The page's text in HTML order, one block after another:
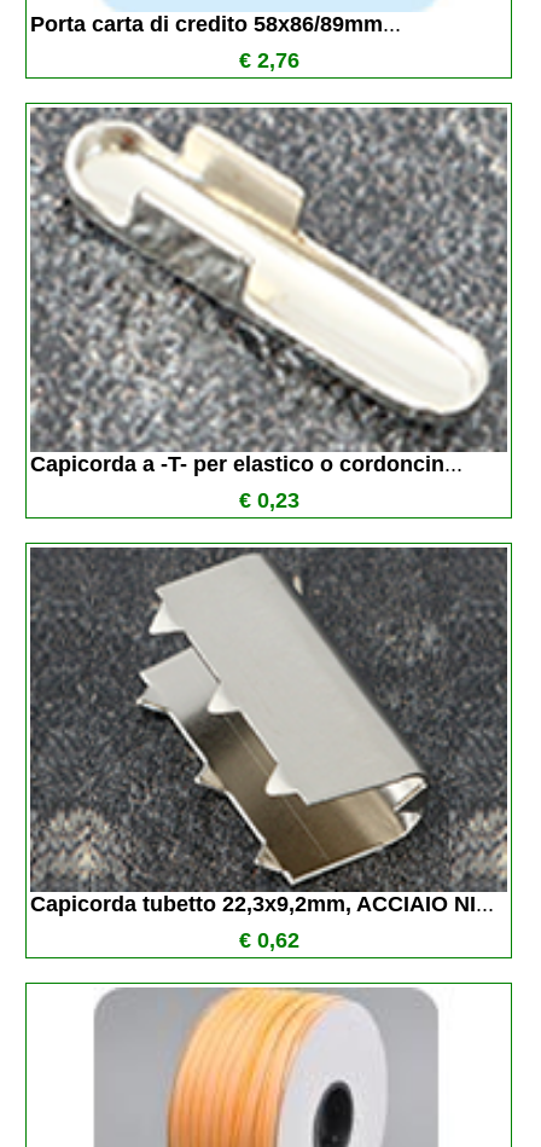
Porta carta di credito 58x86/89mm...
€ 2,76
Capicorda a -T- per elastico o cordoncin...
€ 0,23
Capicorda tubetto 22,3x9,2mm, ACCIAIO NI...
€ 0,62